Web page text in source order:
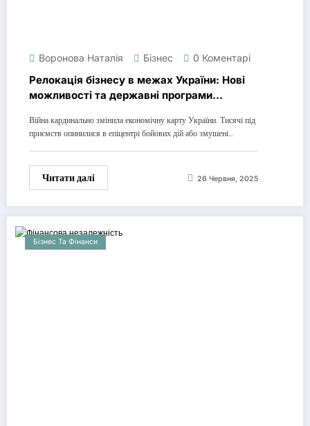
Воронова Наталія Бізнес 0 Коментарі
Релокація бізнесу в межах України: Нові
можливості та державні програми
Війна кардинально змінила економічну карту України. Тисячі під
приємств опинилися в епіцентрі бойових дій або змушені…
Читати далі 26 Червня, 2025
Бізнес Та Фінанси